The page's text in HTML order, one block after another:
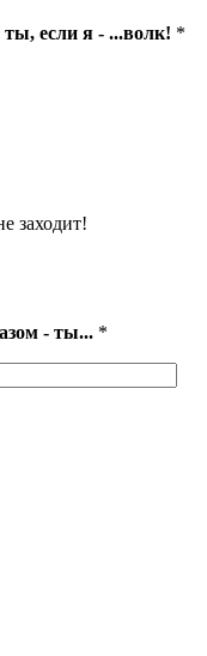
если я - ...волк! *
заходит!
- ты... *